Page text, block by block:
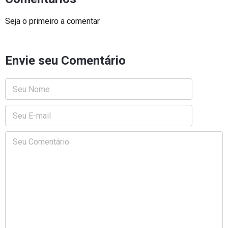
Seja o primeiro a comentar
Envie seu Comentário